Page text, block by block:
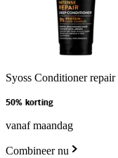
Syoss Conditioner repair
50% korting
vanaf maandag
Combineer nu